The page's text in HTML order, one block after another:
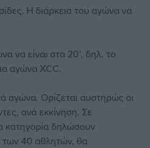
Η διάρκεια του αγώνα να
να είναι στα 20’, δηλ. το
αγώνα XCC.
αγώνα. Ορίζεται αυστηρώς οι
ανά εκκίνηση. Σε
κατηγορία δηλώσουν
των 40 αθλητών, θα